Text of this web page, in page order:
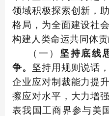
领域积极探索创新，
格局，为全面建设社
构建人类命运共同体贡
（一） 坚持底线
争。
坚持用规则说话
企业应对制裁能力提
擦应对水平，大力增
表我国工商界参与美